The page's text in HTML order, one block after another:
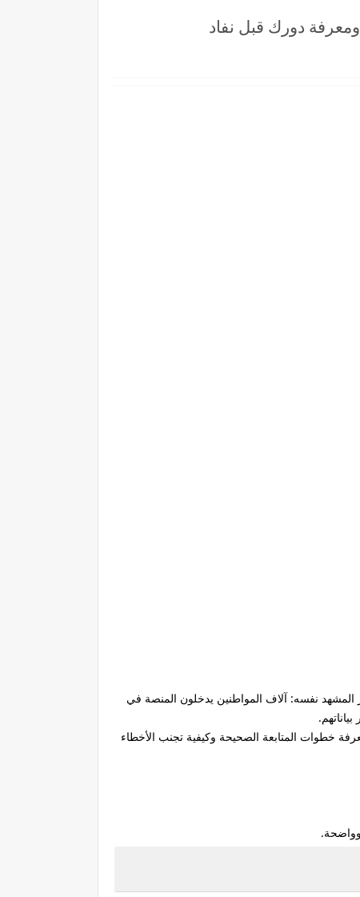
للتسجيل والحجز ومعرفة دورك قبل نفاد
المشهد نفسه: آلاف المواطنين يدخلون المنصة في
خطوات المتابعة الصحيحة وكيفية تجنب الأخطاء